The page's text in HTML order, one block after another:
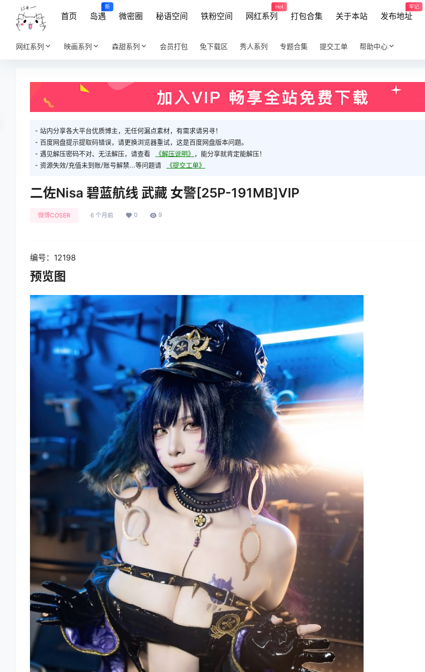
首页 岛遇
新
微密圈 秘语空间 铁粉空间 网红系列
Hot
打包合集 关于本站 发布地址
牢记
网红系列 映画系列 森甜系列 会员打包 免下载区 秀人系列 专题合集 提交工单 帮助中心
- 站内分享各大平台优质博主，无任何漏点素材，有需求请另寻！
- 百度网盘提示提取码错误，请更换浏览器重试，这是百度网盘版本问题。
- 遇见解压密码不对、无法解压，请查看
《解压说明》 ，能分享就肯定能解压！
- 资源失效/充值未到账/账号解禁...等问题请
《提交工单》
二佐Nisa 碧蓝航线 武藏 女警[25P-191MB]VIP
微博COSER 6 个月前 0 9
编号：12198
预览图